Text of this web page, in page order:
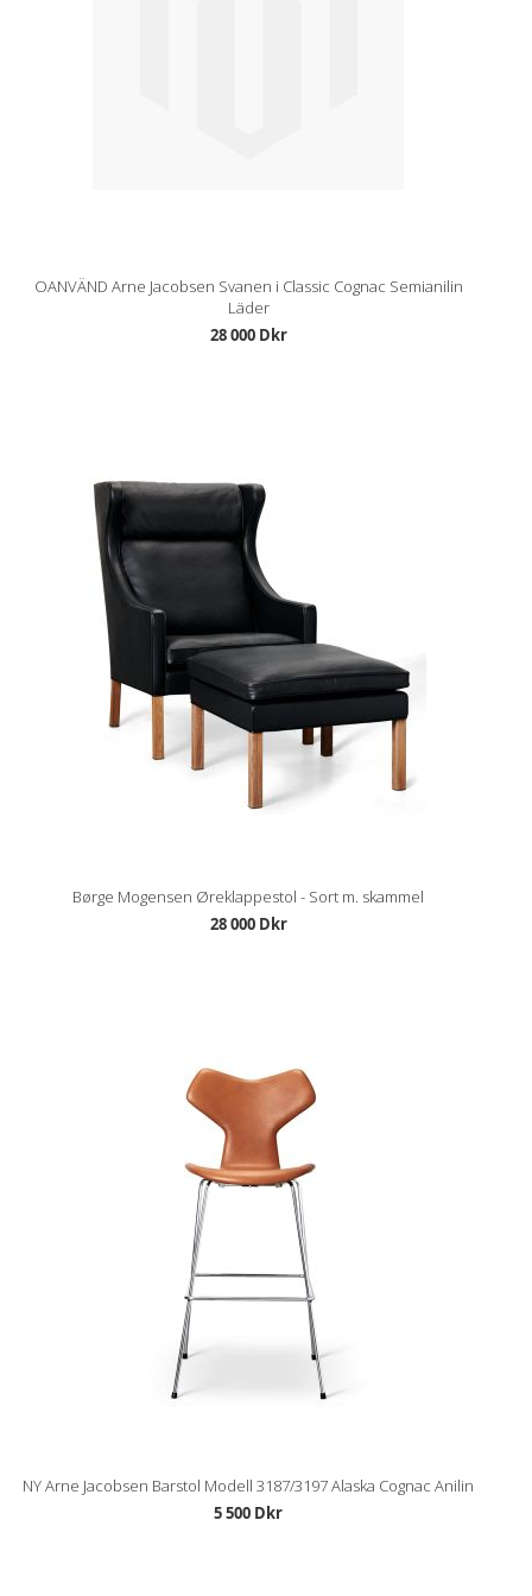
OANVÄND Arne Jacobsen Svanen i Classic Cognac Semianilin
Läder
28 000 Dkr
Børge Mogensen Øreklappestol - Sort m. skammel
28 000 Dkr
NY Arne Jacobsen Barstol Modell 3187/3197 Alaska Cognac Anilin
5 500 Dkr